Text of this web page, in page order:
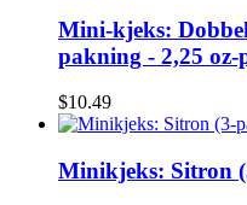
Mini-kjeks:
pakning - 2,25 oz-
$10.49
Minikjeks: Sitron